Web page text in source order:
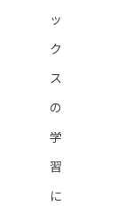
ッ
ク
ス
の
学
習
に